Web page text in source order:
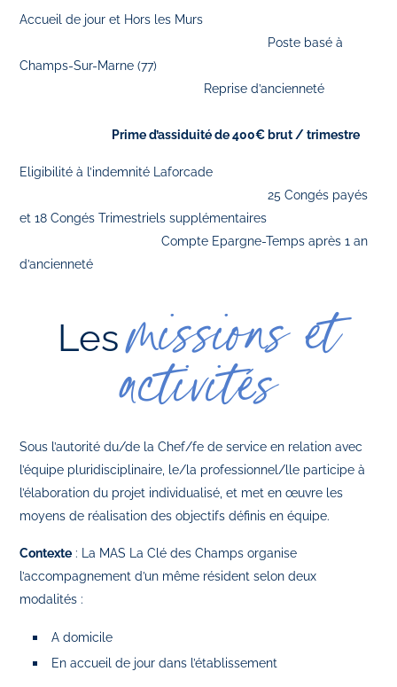
Accueil de jour et Hors les Murs
Poste basé à
Champs-Sur-Marne (77)
Reprise d’ancienneté
Prime d’assiduité de 400€ brut / trimestre
Eligibilité à l’indemnité Laforcade
25 Congés payés
et 18 Congés Trimestriels supplémentaires
Compte Epargne-Temps après 1 an
d’ancienneté
Lesmissions et
activités
Sous l’autorité du/de la Chef/fe de service en relation avec
l’équipe pluridisciplinaire, le/la professionnel/lle participe à
l’élaboration du projet individualisé, et met en œuvre les
moyens de réalisation des objectifs définis en équipe.
Contexte : La MAS La Clé des Champs organise
l’accompagnement d’un même résident selon deux
modalités :
A domicile
En accueil de jour dans l’établissement